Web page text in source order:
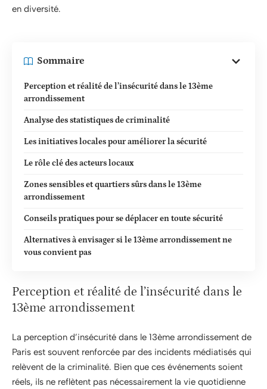
en diversité.
Sommaire
Perception et réalité de l’insécurité dans le 13ème
arrondissement
Analyse des statistiques de criminalité
Les initiatives locales pour améliorer la sécurité
Le rôle clé des acteurs locaux
Zones sensibles et quartiers sûrs dans le 13ème
arrondissement
Conseils pratiques pour se déplacer en toute sécurité
Alternatives à envisager si le 13ème arrondissement ne
vous convient pas
Perception et réalité de l’insécurité dans le
13ème arrondissement
La perception d’insécurité dans le 13ème arrondissement de
Paris est souvent renforcée par des incidents médiatisés qui
relèvent de la criminalité. Bien que ces événements soient
réels, ils ne reflètent pas nécessairement la vie quotidienne